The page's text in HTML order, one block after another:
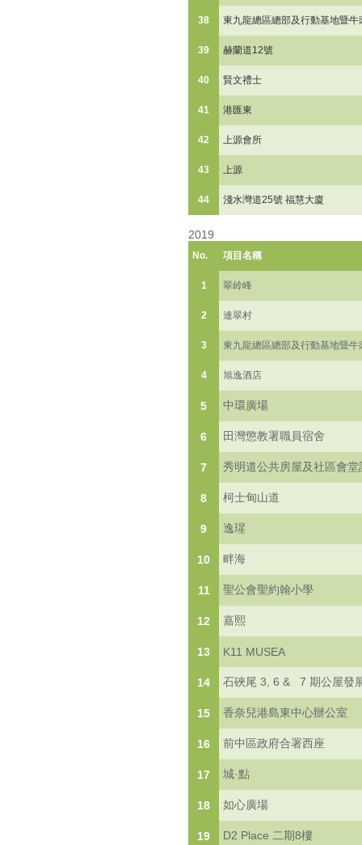
38 東九龍總區總部及行動基地暨
39 赫蘭道12號
40 賢文禮士
41 港匯東
42 上源會所
43 上源
44 淺水灣道25號 福慧大廈
2019
No. 項目名稱
1 翠岭峰
2 連翠村
3 東九龍總區總部及行動基地暨
4 旭逸酒店
5 中環廣場
6 田灣懲教署職員宿舍
7 秀明道公共房屋及社區會堂
8 柯士甸山道
9 逸瑆
10 畔海
11 聖公會聖約翰小學
12 嘉熙
13 K11 MUSEA
14 石硤尾 3, 6 & 7 期公屋發
15 香奈兒港島東中心辦公室
16 前中區政府合署西座
17 城·點
18 如心廣場
19 D2 Place 二期8樓